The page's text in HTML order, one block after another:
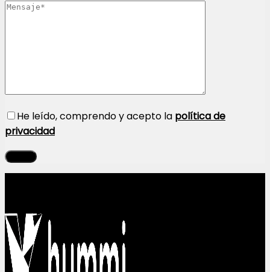
He leído, comprendo y acepto la política de
privacidad